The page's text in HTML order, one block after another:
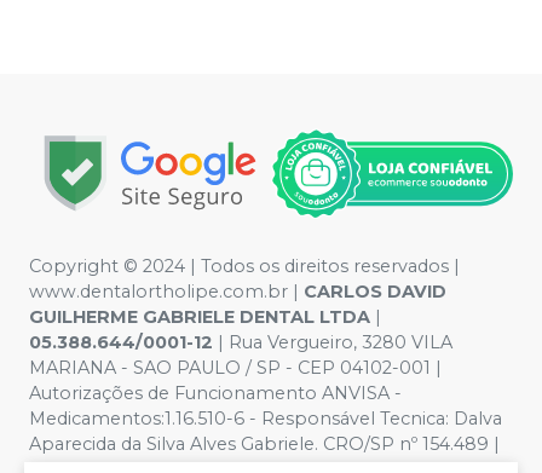
Copyright © 2024 | Todos os direitos reservados |
www.dentalortholipe.com.br | CARLOS DAVID
GUILHERME GABRIELE DENTAL LTDA
05.388.644/0001-12 | Rua Vergueiro, 3280 VILA
MARIANA - SAO PAULO / SP - CEP 04102-001 |
Autorizações de Funcionamento ANVISA -
Medicamentos:1.16.510-6 - Responsável Tecnica: Dalva
Aparecida da Silva Alves Gabriele. CRO/SP nº 154.489 |